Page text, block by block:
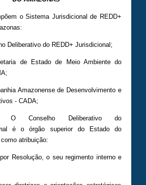
o Sistema Jurisdicional de REDD+
Deliberativo do REDD+ Jurisdicional;
de Estado de Meio Ambiente do
Amazonense de Desenvolvimento e
- CADA;
O Conselho Deliberativo do
é o órgão superior do Estado do
atribuição:
Resolução, o seu regimento interno e